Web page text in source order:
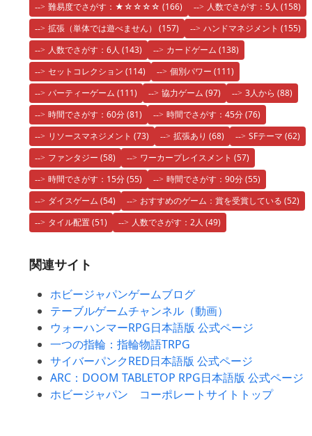
難易度でさがす：★☆☆☆☆ (166) 人数でさがす：5人 (158)
拡張（単体では遊べません） (157) ハンドマネジメント (155)
人数でさがす：6人 (143) カードゲーム (138)
セットコレクション (114) 個別パワー (111)
パーティーゲーム (111) 協力ゲーム (97) 3人から (88)
時間でさがす：60分(81) 時間でさがす：45分(76)
リソースマネジメント (73) 拡張あり (68) SFテーマ (62)
ファンタジー (58) ワーカープレイスメント (57)
時間でさがす：15分(55) 時間でさがす：90分(55)
ダイスゲーム (54) おすすめのゲーム：賞を受賞している (52)
タイル配置(51) 人数でさがす：2人 (49)
関連サイト
ホビージャパンゲームブログ
テーブルゲームチャンネル（動画）
ウォーハンマーRPG日本語版 公式ページ
一つの指輪：指輪物語TRPG
サイバーパンクRED日本語版 公式ページ
ARC：DOOM TABLETOP RPG日本語版 公式ページ
ホビージャパン コーポレートサイトトップ